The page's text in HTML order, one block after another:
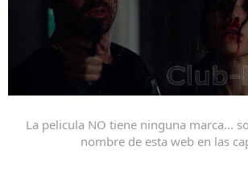
La pelicula NO tiene ninguna marca...
nombre de esta web en las